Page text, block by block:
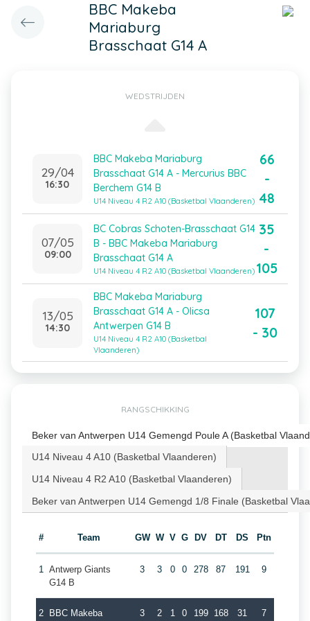
BBC Makeba
Mariaburg
Brasschaat G14 A
WEDSTRIJDEN
29/04
16:30
BBC Makeba Mariaburg
Brasschaat G14 A - Mercurius BBC
Berchem G14 B
U14 Niveau 4 R2 A10 (Basketbal Vlaanderen)
66
-
48
07/05
09:00
BC Cobras Schoten-Brasschaat G14
B - BBC Makeba Mariaburg
Brasschaat G14 A
U14 Niveau 4 R2 A10 (Basketbal Vlaanderen)
35
-
105
13/05
14:30
BBC Makeba Mariaburg
Brasschaat G14 A - Olicsa
Antwerpen G14 B
U14 Niveau 4 R2 A10 (Basketbal
Vlaanderen)
107
- 30
RANGSCHIKKING
Beker van Antwerpen U14 Gemengd Poule A (Basketbal
U14 Niveau 4 A10 (Basketbal Vlaanderen)
U14 Niveau 4 R2 A10 (Basketbal Vlaanderen)
Beker van Antwerpen U14 Gemengd 1/8 Finale (Basketbal
# Team GW W V G DV DT DS Ptn
1 Antwerp Giants
G14 B
3 3 0 0 278 87 191 9
2 BBC Makeba 3 2 1 0 199 168 31 7